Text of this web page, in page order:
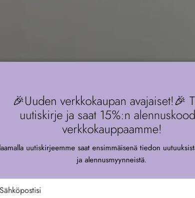
&
Lasts 3-6 days, apply in 5 minutes.
🎉Uuden verkkokaupan avajaiset!🎉
uutiskirje ja saat 15%:n
verkkokauppaamme!
uutiskirjeemme saat ensimmäisenä tiedon
ja alennusmyynneistä.